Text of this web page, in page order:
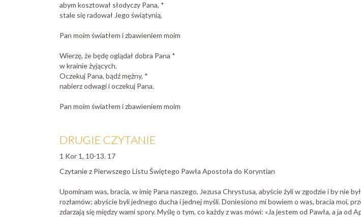
abym kosztował słodyczy Pana, *
stale się radował Jego świątynią.
Pan moim światłem i zbawieniem moim
Wierzę, że będę oglądał dobra Pana *
w krainie żyjących.
Oczekuj Pana, bądź mężny, *
nabierz odwagi i oczekuj Pana.
Pan moim światłem i zbawieniem moim
DRUGIE CZYTANIE
1 Kor 1, 10-13. 17
Czytanie z Pierwszego Listu Świętego Pawła Apostoła do Koryntian
Upominam was, bracia, w imię Pana naszego, Jezusa Chrystusa, abyście żyli w zgodzie i by nie
rozłamów; abyście byli jednego ducha i jednej myśli. Doniesiono mi bowiem o was, bracia moi,
zdarzają się między wami spory. Myślę o tym, co każdy z was mówi: «Ja jestem od Pawła, a ja od